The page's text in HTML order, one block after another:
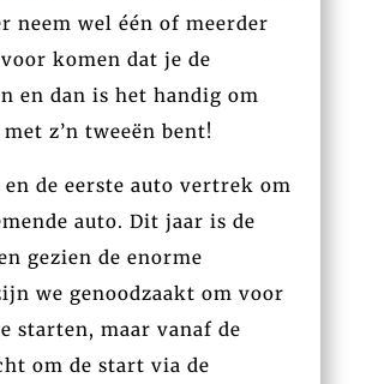
neem wel één of meerder
komen dat je de
en dan is het handig om
z’n tweeën bent!
de eerste auto vertrek om
auto. Dit jaar is de
gezien de enorme
we genoodzaakt om voor
starten, maar vanaf de
om de start via de